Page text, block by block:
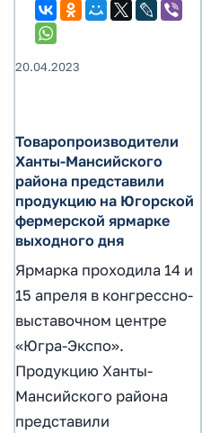
20.04.2023
Товаропроизводители
Ханты-Мансийского
района представили
продукцию на Югорской
фермерской ярмарке
выходного дня
Ярмарка проходила 14 и
15 апреля в конгрессно-
выставочном центре
«Югра-Экспо».
Продукцию Ханты-
Мансийского района
представили